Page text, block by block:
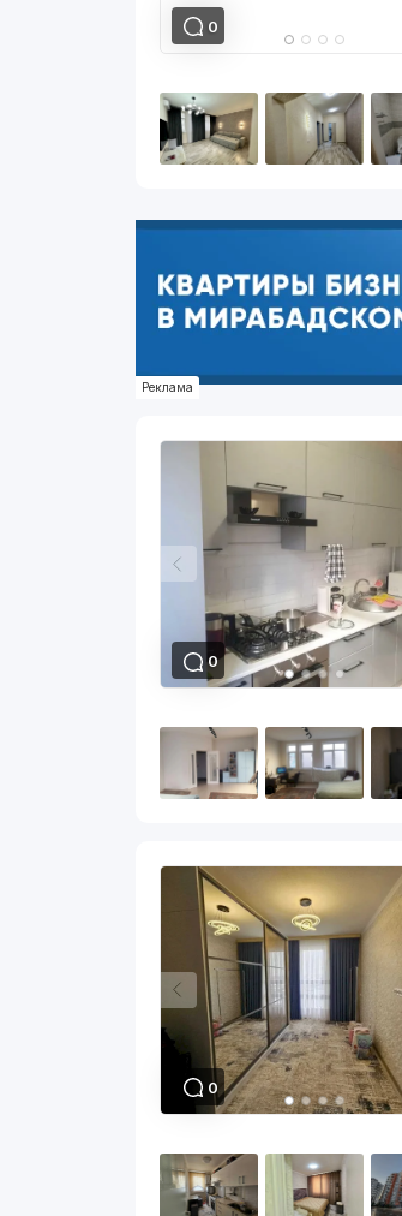
0
Реклама
0
0